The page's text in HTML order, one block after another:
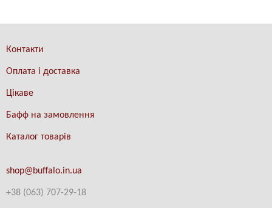
Контакти
Оплата і доставка
Цікаве
Бафф на замовлення
Каталог товарів
shop@buffalo.in.ua
+38 (063) 707-29-18